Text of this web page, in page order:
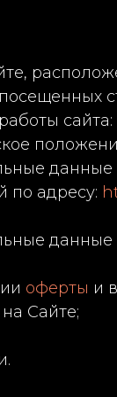
сайта:
по адресу:
данные
оферты и
Сайте;